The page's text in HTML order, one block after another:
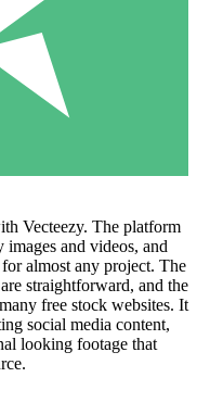
Vecteezy. The platform
and videos, and
almost any project. The
straightforward, and the
free stock websites. It
social media content,
looking footage that